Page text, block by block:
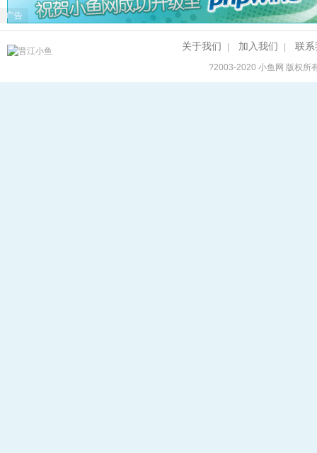
广告
关于我们 加入我们 联系
?2003-2020小鱼网 版权所